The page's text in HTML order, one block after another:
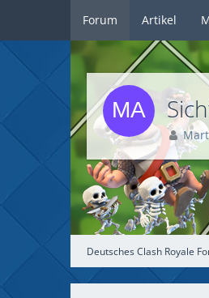
Forum Artikel
Deutsches Clash Royale